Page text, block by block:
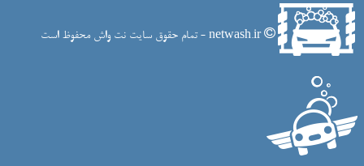
netwash.ir - تمام حقوق سایت نت واش محفوظ است